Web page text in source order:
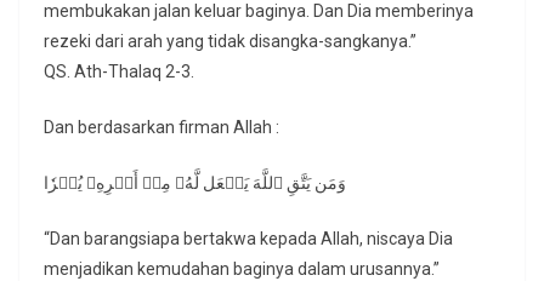
membukakan jalan keluar baginya. Dan Dia memberinya
rezeki dari arah yang tidak disangka-sangkanya.”
QS. Ath-Thalaq 2-3.
Dan berdasarkan firman Allah :
وَمَن يَتَّقِ ٱللَّهَ يَجۡعَل لَّهُۥ مِنۡ أَمۡرِهِۦ يُسۡرٗا
“Dan barangsiapa bertakwa kepada Allah, niscaya Dia
menjadikan kemudahan baginya dalam urusannya.”